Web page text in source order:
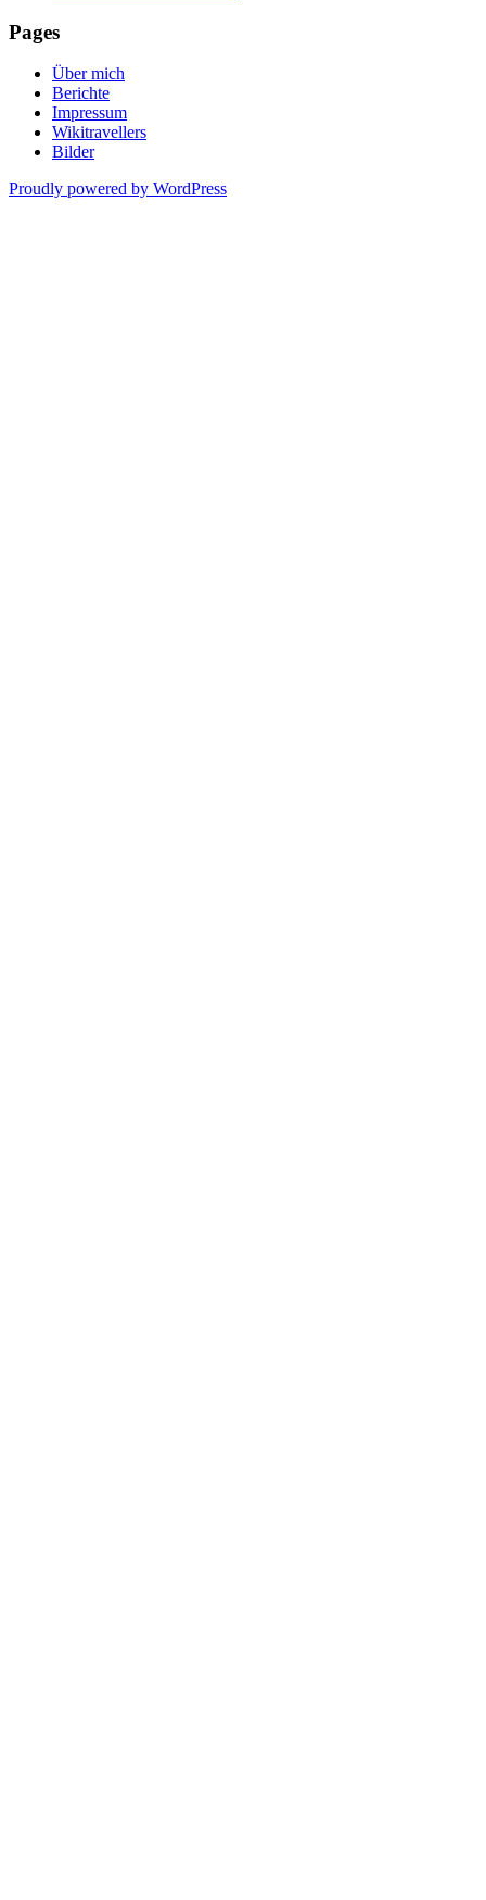
Pages
Über mich
Berichte
Impressum
Wikitravellers
Bilder
Proudly powered by WordPress